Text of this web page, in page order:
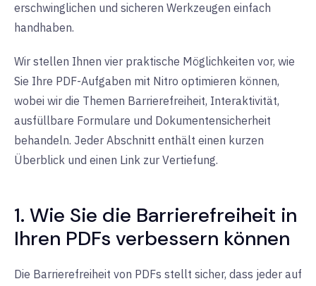
erschwinglichen und sicheren Werkzeugen einfach
handhaben.
Wir stellen Ihnen vier praktische Möglichkeiten vor, wie
Sie Ihre PDF-Aufgaben mit Nitro optimieren können,
wobei wir die Themen Barrierefreiheit, Interaktivität,
ausfüllbare Formulare und Dokumentensicherheit
behandeln. Jeder Abschnitt enthält einen kurzen
Überblick und einen Link zur Vertiefung.
1. Wie Sie die Barrierefreiheit in
Ihren PDFs verbessern können
Die Barrierefreiheit von PDFs stellt sicher, dass jeder auf